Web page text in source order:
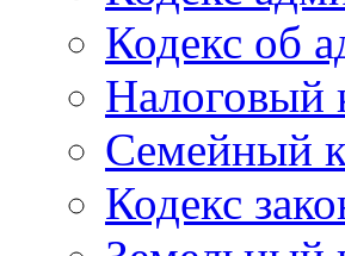
Кодекс об
Налоговый
Семейный
Кодекс